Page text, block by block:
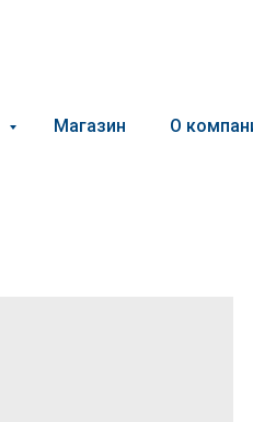
Магазин О